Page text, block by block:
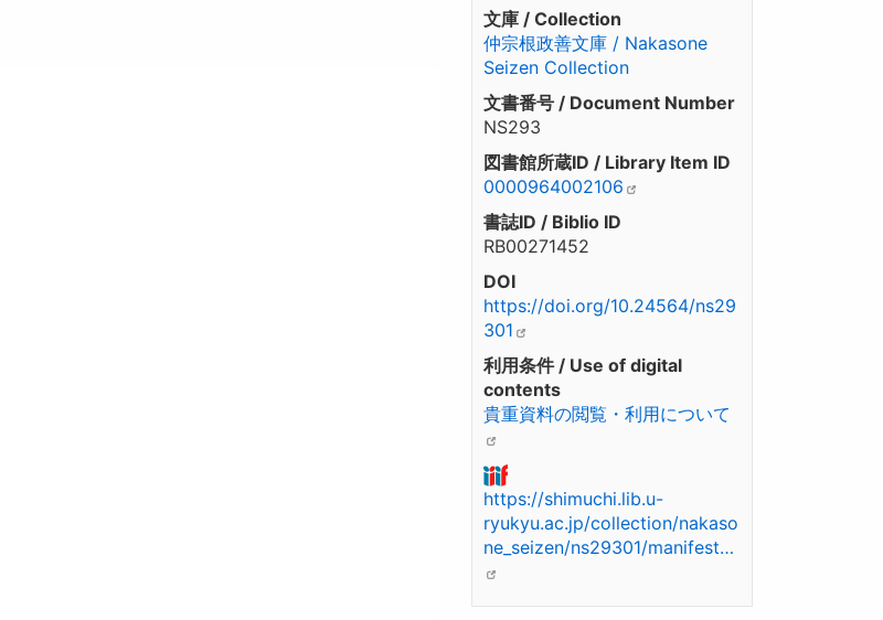
文庫 / Collection
仲宗根政善文庫 / Nakasone
Seizen Collection
文書番号 / Document Number
NS293
図書館所蔵ID / Library Item ID
0000964002106
書誌ID / Biblio ID
RB00271452
DOI
https://doi.org/10.24564/ns29
301
利用条件 / Use of digital
contents
貴重資料の閲覧・利用について
https://shimuchi.lib.u-
ryukyu.ac.jp/collection/nakaso
ne_seizen/ns29301/manifest…